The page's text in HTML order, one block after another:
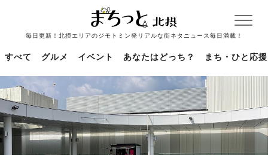
毎日更新！北摂エリアのジモトミン発リアルな街ネタニュース毎日満載！
すべて グルメ イベント あなたはどっち？ まち・ひと応援